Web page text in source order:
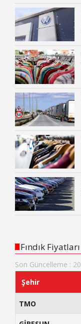
Fındık Fiyatları
Son Güncelleme :
Şehir
TMO